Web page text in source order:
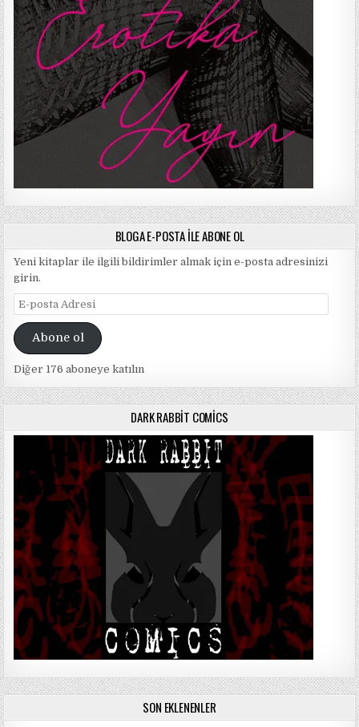
BLOGA E-POSTA ILE ABONE OL
Yeni kitaplar ile ilgili bildirimler almak için e-posta adresinizi
girin.
E-
posta
AdresiAbone ol
Diğer 176 aboneye katılın
DARK RABBIT COMICS
SON EKLENENLER